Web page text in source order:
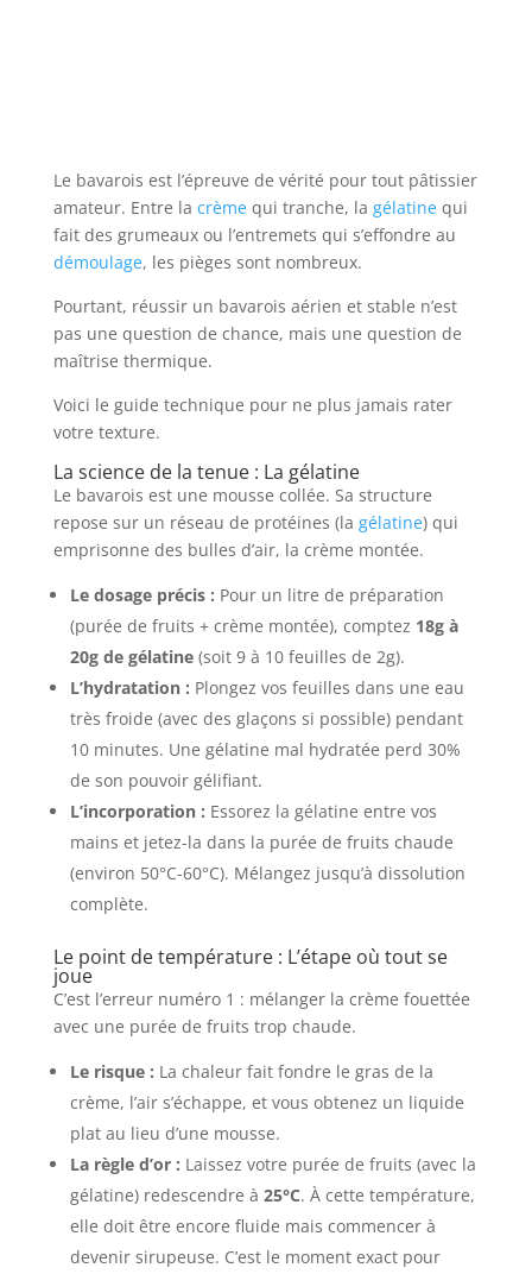
Le bavarois est l’épreuve de vérité pour tout pâtissier
amateur. Entre la crèmequi tranche, la gélatinequi
fait des grumeaux ou l’entremets qui s’effondre au
démoulage, les pièges sont nombreux.
Pourtant, réussir un bavarois aérien et stable n’est
pas une question de chance, mais une question de
maîtrise thermique.
Voici le guide technique pour ne plus jamais rater
votre texture.
La science de la tenue : La gélatine
Le bavarois est une mousse collée. Sa structure
repose sur un réseau de protéines (la gélatine) qui
emprisonne des bulles d’air, la crème montée.
Le dosage précis : Pour un litre de préparation
(purée de fruits + crème montée), comptez 18g à
20g de gélatine(soit 9 à 10 feuilles de 2g).
L’hydratation : Plongez vos feuilles dans une eau
très froide (avec des glaçons si possible) pendant
10 minutes. Une gélatine mal hydratée perd 30%
de son pouvoir gélifiant.
L’incorporation : Essorez la gélatine entre vos
mains et jetez-la dans la purée de fruits chaude
(environ 50°C-60°C). Mélangez jusqu’à dissolution
complète.
Le point de température : L’étape où tout se
joue
C’est l’erreur numéro 1 : mélanger la crème fouettée
avec une purée de fruits trop chaude.
Le risque : La chaleur fait fondre le gras de la
crème, l’air s’échappe, et vous obtenez un liquide
plat au lieu d’une mousse.
La règle d’or : Laissez votre purée de fruits (avec la
gélatine) redescendre à 25°C. À cette température,
elle doit être encore fluide mais commencer à
devenir sirupeuse. C’est le moment exact pour